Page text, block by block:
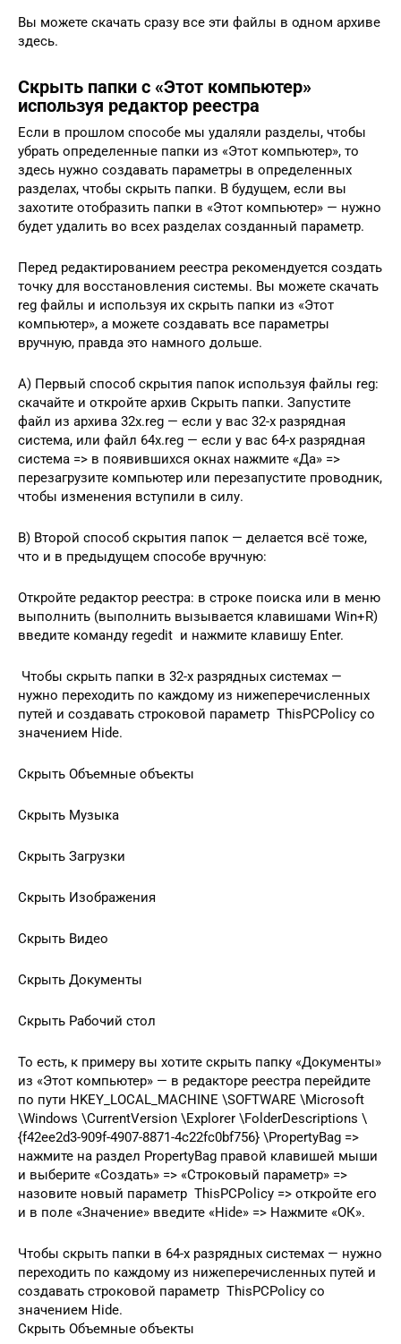
Вы можете скачать сразу все эти файлы в одном архиве
здесь.
Скрыть папки с «Этот компьютер»
используя редактор реестра
Если в прошлом способе мы удаляли разделы, чтобы
убрать определенные папки из «Этот компьютер», то
здесь нужно создавать параметры в определенных
разделах, чтобы скрыть папки. В будущем, если вы
захотите отобразить папки в «Этот компьютер» — нужно
будет удалить во всех разделах созданный параметр.
Перед редактированием реестра рекомендуется создать
точку для восстановления системы. Вы можете скачать
reg файлы и используя их скрыть папки из «Этот
компьютер», а можете создавать все параметры
вручную, правда это намного дольше.
A) Первый способ скрытия папок используя файлы reg:
скачайте и откройте архив Скрыть папки. Запустите
файл из архива 32х.reg — если у вас 32-х разрядная
система, или файл 64х.reg — если у вас 64-х разрядная
система => в появившихся окнах нажмите «Да» =>
перезагрузите компьютер или перезапустите проводник,
чтобы изменения вступили в силу.
B) Второй способ скрытия папок — делается всё тоже,
что и в предыдущем способе вручную:
Откройте редактор реестра: в строке поиска или в меню
выполнить (выполнить вызывается клавишами Win+R)
введите команду regedit и нажмите клавишу Enter.
Чтобы скрыть папки в 32-х разрядных системах —
нужно переходить по каждому из нижеперечисленных
путей и создавать строковой параметр ThisPCPolicy со
значением Hide.
Скрыть Объемные объекты
Скрыть Музыка
Скрыть Загрузки
Скрыть Изображения
Скрыть Видео
Скрыть Документы
Скрыть Рабочий стол
То есть, к примеру вы хотите скрыть папку «Документы»
из «Этот компьютер» — в редакторе реестра перейдите
по пути HKEY_LOCAL_MACHINE \SOFTWARE \Microsoft
\Windows \CurrentVersion \Explorer \FolderDescriptions \
{f42ee2d3-909f-4907-8871-4c22fc0bf756} \PropertyBag =>
нажмите на раздел PropertyBag правой клавишей мыши
и выберите «Создать» => «Строковый параметр» =>
назовите новый параметр ThisPCPolicy => откройте его
и в поле «Значение» введите «Hide» => Нажмите «ОК».
Чтобы скрыть папки в 64-х разрядных системах — нужно
переходить по каждому из нижеперечисленных путей и
создавать строковой параметр ThisPCPolicy со
значением Hide.
Скрыть Объемные объекты